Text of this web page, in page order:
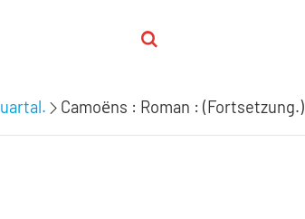
Camoёns : Roman : (Fortsetzung.)